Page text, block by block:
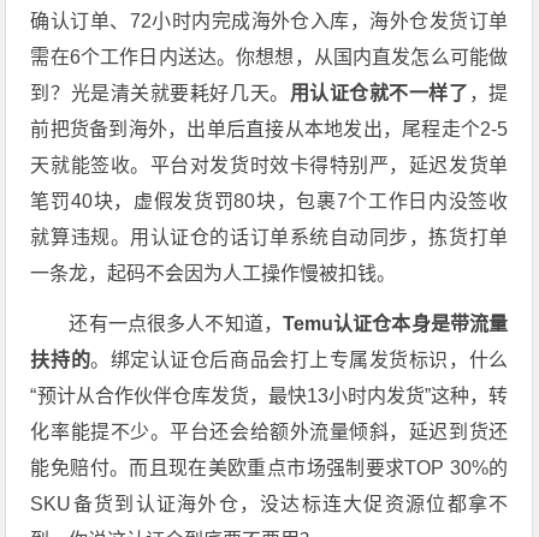
确认订单、72小时内完成海外仓入库，海外仓发货订单
需在6个工作日内送达。你想想，从国内直发怎么可能做
到？光是清关就要耗好几天。 用认证仓就不一样了 ，提
前把货备到海外，出单后直接从本地发出，尾程走个2-5
天就能签收。平台对发货时效卡得特别严，延迟发货单
笔罚40块，虚假发货罚80块，包裹7个工作日内没签收
就算违规。用认证仓的话订单系统自动同步，拣货打单
一条龙，起码不会因为人工操作慢被扣钱。
还有一点很多人不知道， Temu认证仓本身是带流量
扶持的。绑定认证仓后商品会打上专属发货标识，什么
“预计从合作伙伴仓库发货，最快13小时内发货”这种，转
化率能提不少。平台还会给额外流量倾斜，延迟到货还
能免赔付。而且现在美欧重点市场强制要求TOP 30%的
SKU备货到认证海外仓，没达标连大促资源位都拿不